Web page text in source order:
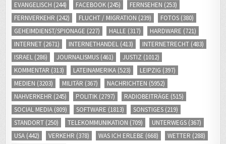
EVANGELISCH (244) FACEBOOK (245) FERNSEHEN (253)
FERNVERKEHR (242) FLUCHT / MIGRATION (239) FOTOS (380)
GEHEIMDIENST/SPIONAGE (227) HALLE (317) HARDWARE (721)
INTERNET (2671) INTERNETHANDEL (413) INTERNETRECHT (483)
ISRAEL (286) JOURNALISMUS (461) JUSTIZ (1012)
KOMMENTAR (313) LATEINAMERIKA (523) LEIPZIG (397)
MEDIEN (3203) MILITÄR (367) NACHRICHTEN (5952)
NAHVERKEHR (245) POLITIK (2797) RADIOBEITRÄGE (515)
SOCIAL MEDIA (809) SOFTWARE (1813) SONSTIGES (219)
STANDORT (250) TELEKOMMUNIKATION (709) UNTERWEGS (367)
USA (442) VERKEHR (378) WAS ICH ERLEBE (668) WETTER (288)